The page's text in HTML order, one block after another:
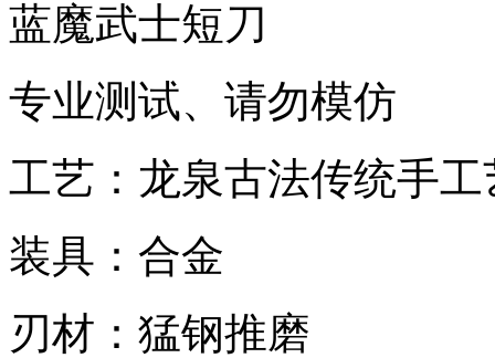
蓝魔武士短刀
专业测试、请勿模仿
工艺：龙泉古法传统手工
装具：合金
刃材：猛钢推磨